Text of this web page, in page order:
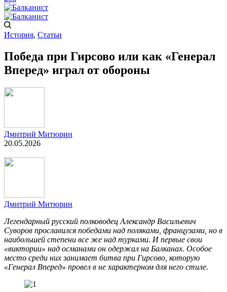
История, Статьи
Победа при Гирсово или как «Генерал
Вперед» играл от обороны
Дмитрий Митюрин
20.05.2026
Дмитрий Митюрин
Легендарный русский полководец Александр Васильевич
Суворов прославился победами над поляками, французами, но в
наибольшей степени все же над турками. И первые свои
«виктории» над османами он одержал на Балканах. Особое
место среди них занимает битва при Гирсово, которую
«Генерал Вперед» провел в не характерном для него стиле.